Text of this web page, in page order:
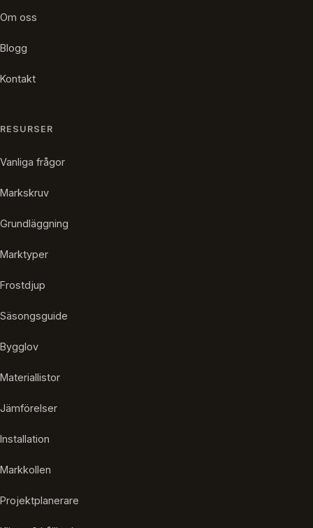
Om oss
Blogg
Kontakt
RESURSER
Vanliga frågor
Markskruv
Grundläggning
Marktyper
Frostdjup
Säsongsguide
Bygglov
Materiallistor
Jämförelser
Installation
Markkollen
Projektplanerare